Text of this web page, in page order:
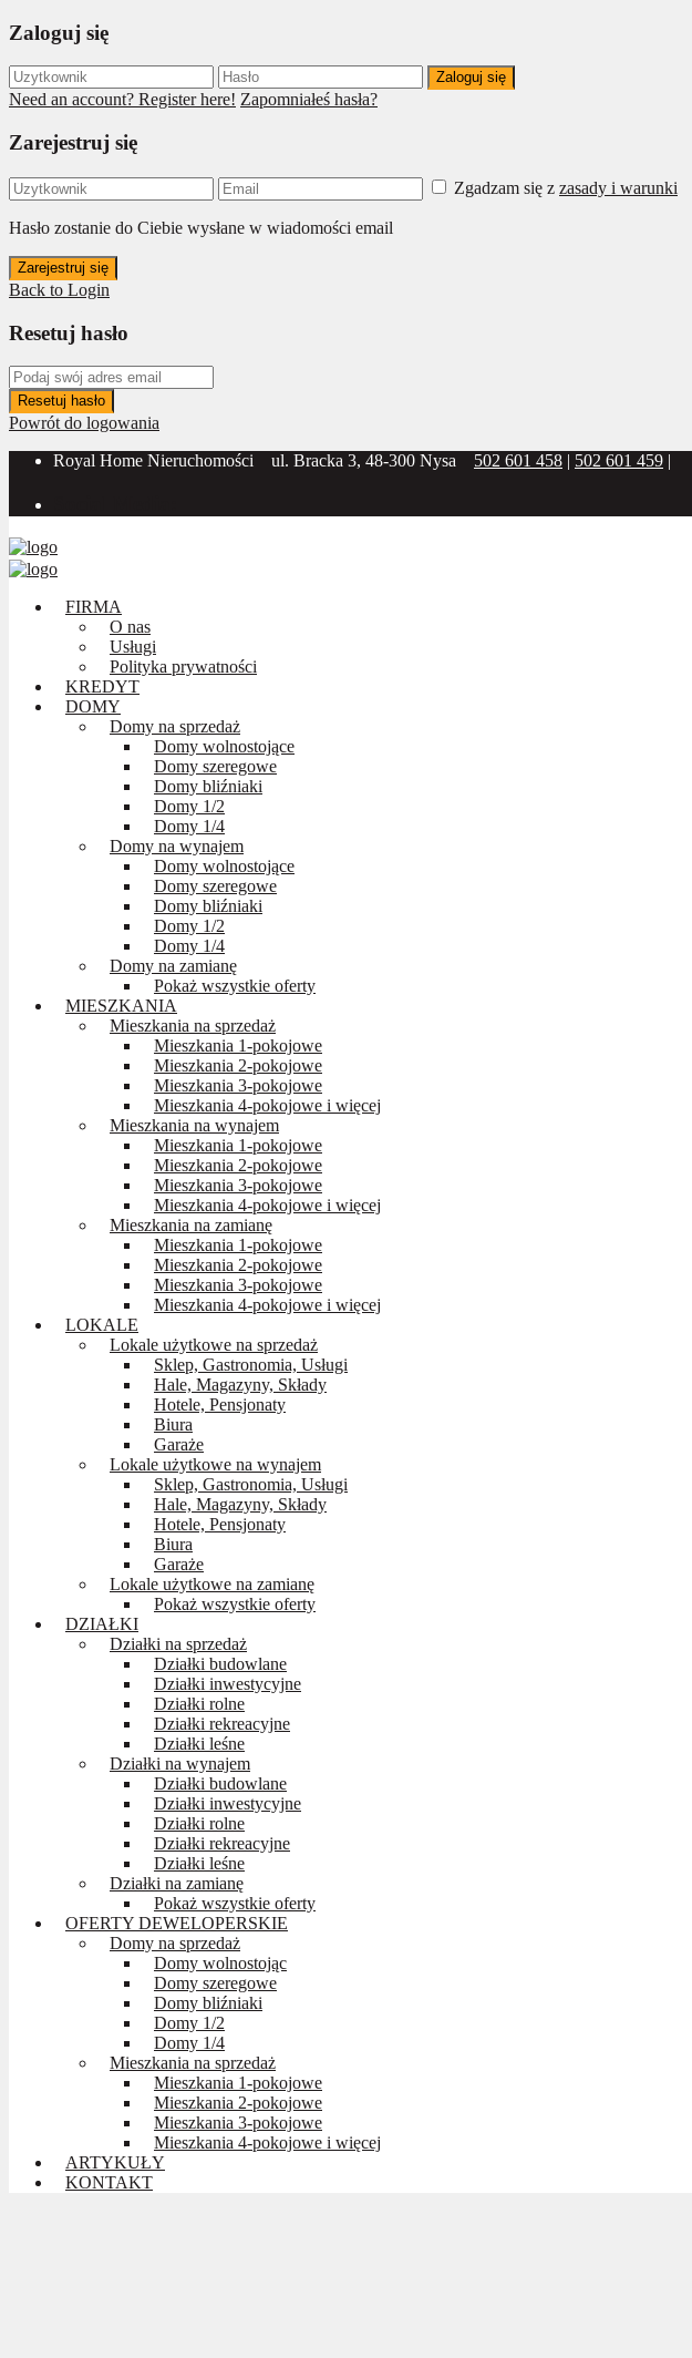
Zaloguj się
Zaloguj się
Need an account? Register here! Zapomniałeś hasła?
Zarejestruj się
Zgadzam się z zasady i warunki
Hasło zostanie do Ciebie wysłane w wiadomości email
Zarejestruj się
Back to Login
Resetuj hasło
Resetuj hasło
Powrót do logowania
Royal Home Nieruchomości
ul. Bracka 3, 48-300 Nysa 502 601 458 | 502 601 459 |
FIRMA
O nas
Usługi
Polityka prywatności
KREDYT
DOMY
Domy na sprzedaż
Domy wolnostojące
Domy szeregowe
Domy bliźniaki
Domy 1/2
Domy 1/4
Domy na wynajem
Domy wolnostojące
Domy szeregowe
Domy bliźniaki
Domy 1/2
Domy 1/4
Domy na zamianę
Pokaż wszystkie oferty
MIESZKANIA
Mieszkania na sprzedaż
Mieszkania 1-pokojowe
Mieszkania 2-pokojowe
Mieszkania 3-pokojowe
Mieszkania 4-pokojowe i więcej
Mieszkania na wynajem
Mieszkania 1-pokojowe
Mieszkania 2-pokojowe
Mieszkania 3-pokojowe
Mieszkania 4-pokojowe i więcej
Mieszkania na zamianę
Mieszkania 1-pokojowe
Mieszkania 2-pokojowe
Mieszkania 3-pokojowe
Mieszkania 4-pokojowe i więcej
LOKALE
Lokale użytkowe na sprzedaż
Sklep, Gastronomia, Usługi
Hale, Magazyny, Składy
Hotele, Pensjonaty
Biura
Garaże
Lokale użytkowe na wynajem
Sklep, Gastronomia, Usługi
Hale, Magazyny, Składy
Hotele, Pensjonaty
Biura
Garaże
Lokale użytkowe na zamianę
Pokaż wszystkie oferty
DZIAŁKI
Działki na sprzedaż
Działki budowlane
Działki inwestycyjne
Działki rolne
Działki rekreacyjne
Działki leśne
Działki na wynajem
Działki budowlane
Działki inwestycyjne
Działki rolne
Działki rekreacyjne
Działki leśne
Działki na zamianę
Pokaż wszystkie oferty
OFERTY DEWELOPERSKIE
Domy na sprzedaż
Domy wolnostojąc
Domy szeregowe
Domy bliźniaki
Domy 1/2
Domy 1/4
Mieszkania na sprzedaż
Mieszkania 1-pokojowe
Mieszkania 2-pokojowe
Mieszkania 3-pokojowe
Mieszkania 4-pokojowe i więcej
ARTYKUŁY
KONTAKT